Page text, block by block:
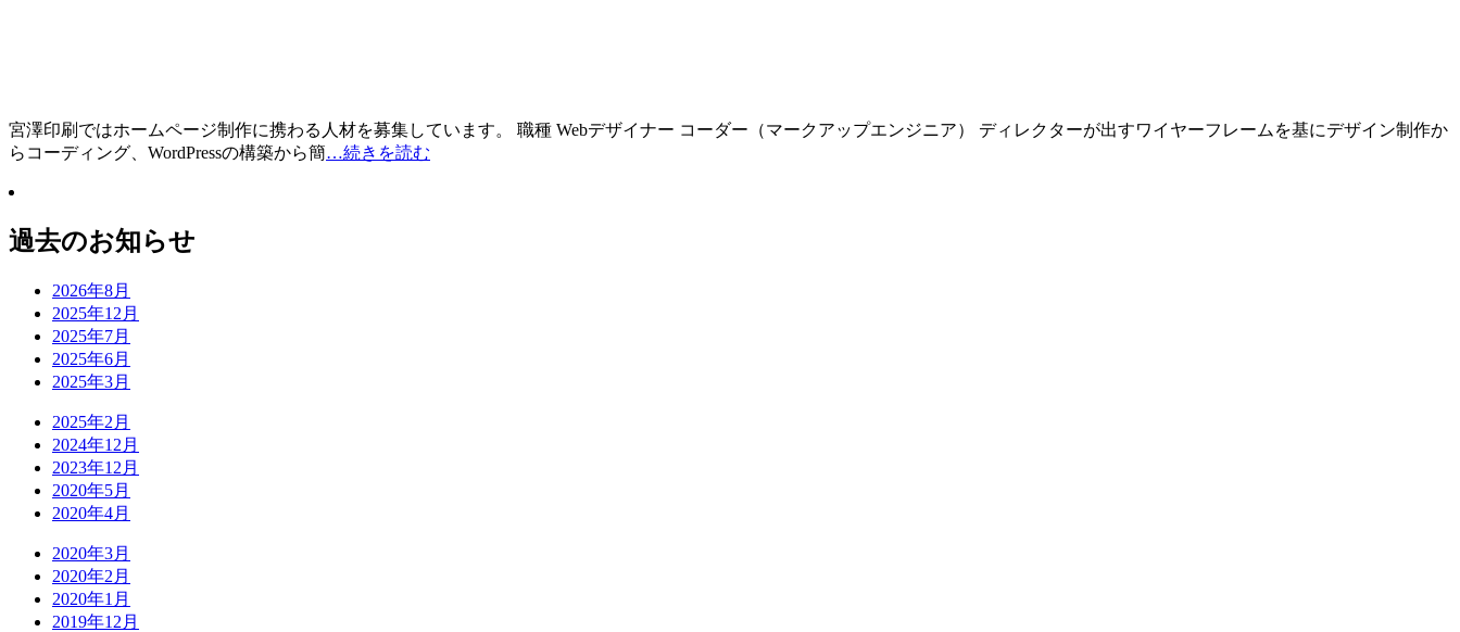
宮澤印刷ではホームページ制作に携わる人材を募集しています。 職種 Webデザイナー コーダー（マークアップエンジニア） ディレクターが出すワイヤーフレームを基にデザイン制作か
らコーディング、WordPressの構築から簡…続きを読む
過去のお知らせ
2026年8月
2025年12月
2025年7月
2025年6月
2025年3月
2025年2月
2024年12月
2023年12月
2020年5月
2020年4月
2020年3月
2020年2月
2020年1月
2019年12月